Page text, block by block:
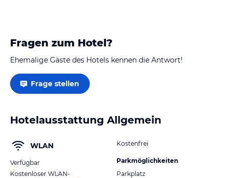
Fragen zum Hotel?
Ehemalige Gäste des Hotels kennen die Antwort!
Frage stellen
Hotelausstattung Allgemein
WLAN
Verfügbar
Kostenloser WLAN-
Kostenfrei
Parkmöglichkeiten
Parkplatz